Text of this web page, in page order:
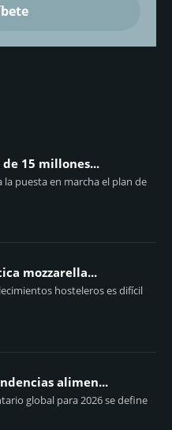
15 millones...
la puesta en marcha el plan de
mozzarella...
hosteleros es difícil
alimen...
global para 2026 se define